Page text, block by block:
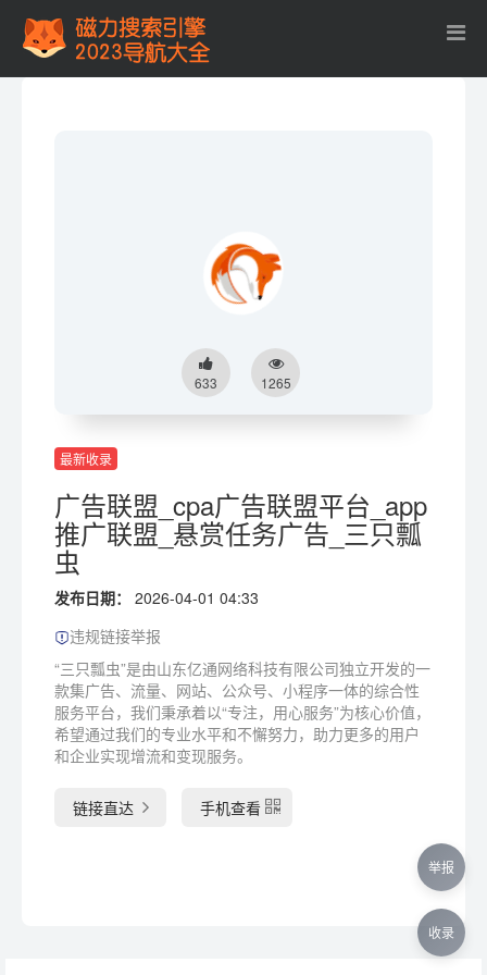
633 1265
最新收录
广告联盟_cpa广告联盟平台_app
推广联盟_悬赏任务广告_三只瓢
虫
发布日期：
2026-04-01 04:33
违规链接举报
“三只瓢虫”是由山东亿通网络科技有限公司独立开发的一
款集广告、流量、网站、公众号、小程序一体的综合性
服务平台，我们秉承着以“专注，用心服务”为核心价值，
希望通过我们的专业水平和不懈努力，助力更多的用户
和企业实现增流和变现服务。
链接直达 手机查看
举报
收录